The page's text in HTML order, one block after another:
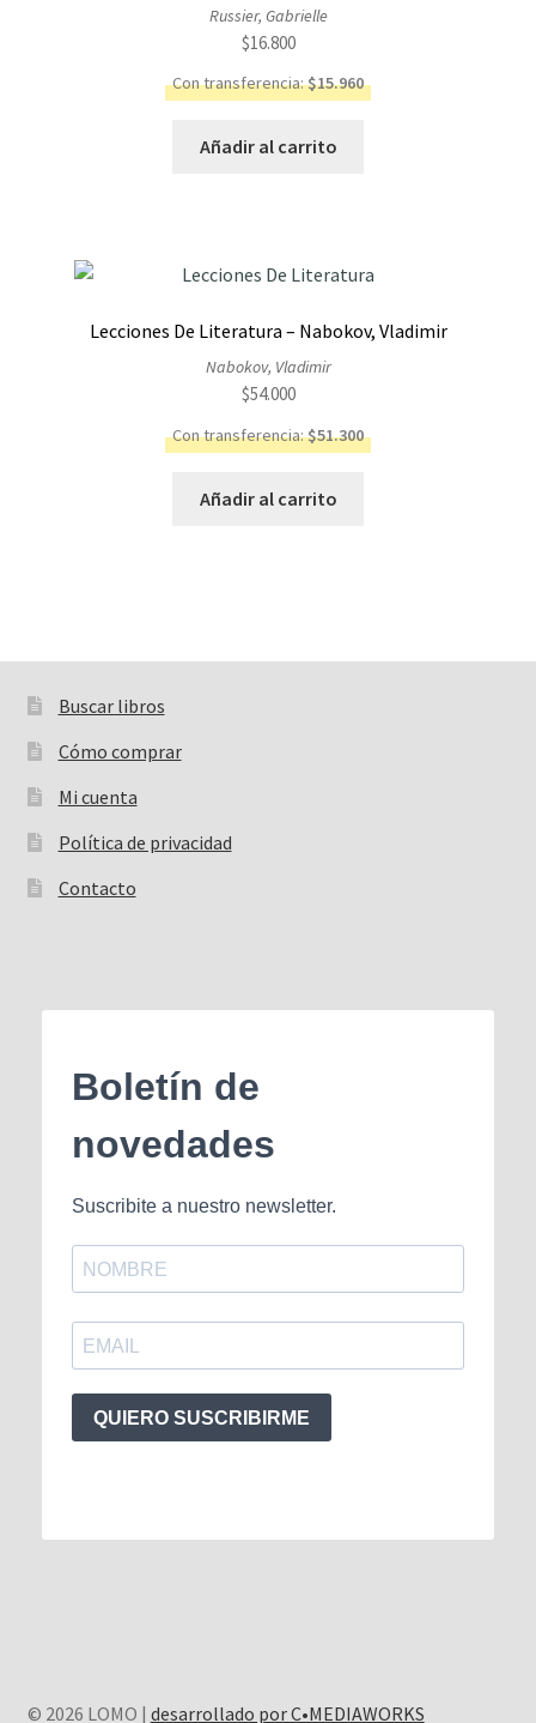
Russier, Gabrielle
$16.800
Con transferencia:$15.960
Añadir al carrito
Lecciones De Literatura – Nabokov, Vladimir
Nabokov, Vladimir
$54.000
Con transferencia:$51.300
Añadir al carrito
Buscar libros
Buscar:
Cómo comprar
Mi cuenta
Política de privacidad
Contacto
Boletín de
novedades
Suscribite a nuestro newsletter.
QUIERO SUSCRIBIRME
© 2026 LOMO | desarrollado por C•MEDIAWORKS